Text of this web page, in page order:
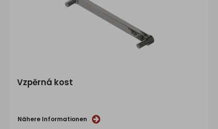
Vzpěrná kost
Nähere Informationen